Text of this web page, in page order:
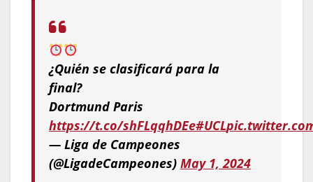
¿Quién se clasificará para la
final?
Dortmund Paris
https://t.co/shFLqqhDEe#UCL
— Liga de Campeones
(@LigadeCampeones) May 1, 2024